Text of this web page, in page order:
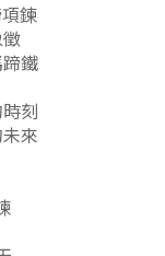
鍊
鐵
刻
來